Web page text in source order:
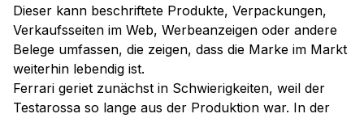
Dieser kann beschriftete Produkte, Verpackungen,
Verkaufsseiten im Web, Werbeanzeigen oder andere
Belege umfassen, die zeigen, dass die Marke im Markt
weiterhin lebendig ist.
Ferrari geriet zunächst in Schwierigkeiten, weil der
Testarossa so lange aus der Produktion war. In der